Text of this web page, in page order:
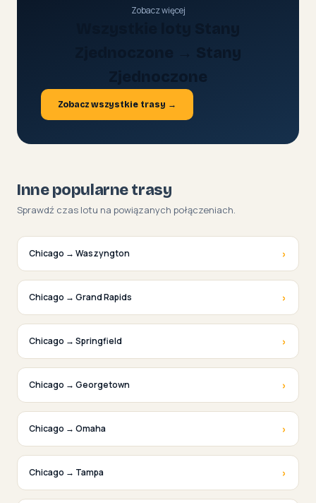
Zobacz więcej
Zjednoczone
Zobacz wszystkie trasy →
Inne popularne trasy
Sprawdź czas lotu na powiązanych połączeniach.
Chicago → Waszyngton ›
Chicago → Grand Rapids ›
Chicago → Springfield ›
Chicago → Georgetown ›
Chicago → Omaha ›
Chicago → Tampa ›